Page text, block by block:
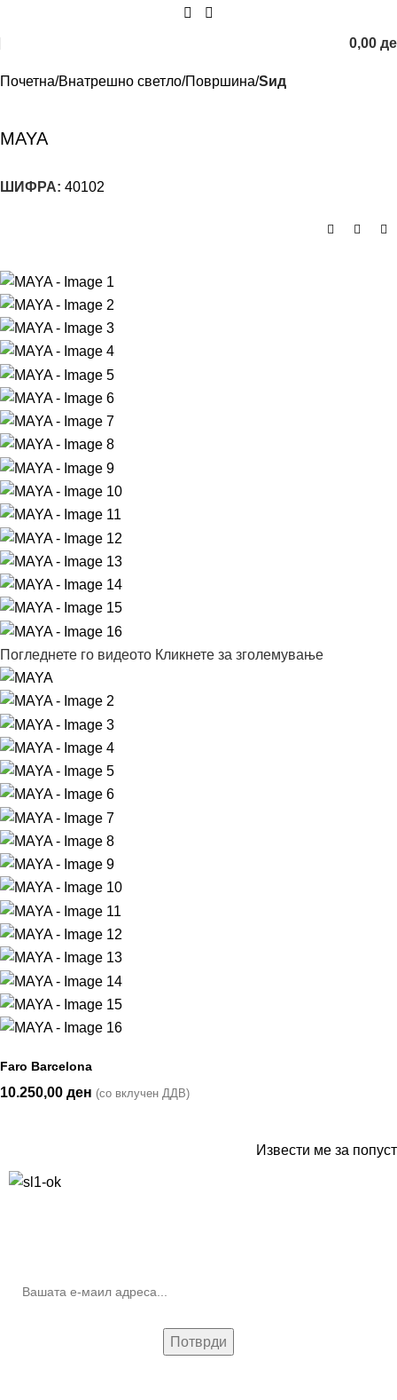
0,00
Почетна Внатрешно светло Површина Sид
MAYA
ШИФРА: 40102
Погледнете го видеото Кликнете за зголемување
Faro Barcelona
10.250,00 ден (со вклучен ДДВ)
Извести ме за попуст